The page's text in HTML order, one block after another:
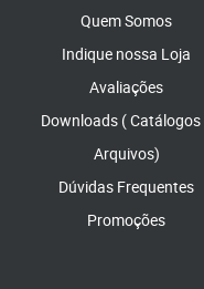
Quem Somos
Indique nossa Loja
Avaliações
Downloads ( Catálogos
Arquivos)
Dúvidas Frequentes
Promoções